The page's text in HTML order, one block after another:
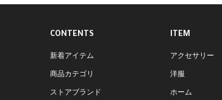
CONTENTS
新着アイテム
商品カテゴリ
ストアブランド
ITEM
アクセサリー
洋服
ホーム